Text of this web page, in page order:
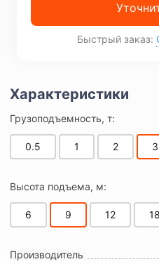
Грузоподъемность, т:
0.5 1 2
Высота подъема, м:
6 9 12 18
Производитель
Быстрый заказ: